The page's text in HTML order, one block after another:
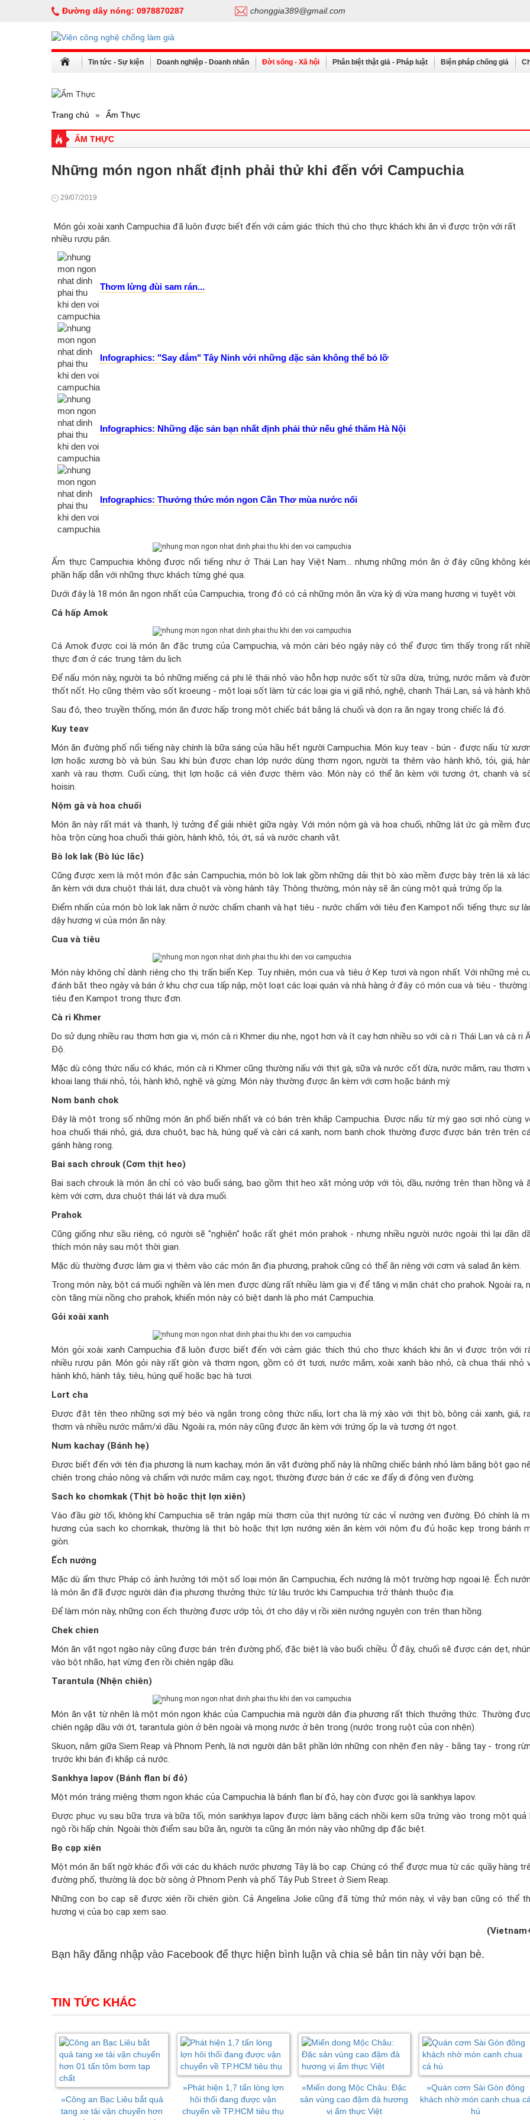
Đường dây nóng: 0978870287 chonggia389@gmail.com
Tin tức - Sự kiện Doanh nghiệp - Doanh nhân Đời sống - Xã hội Phân biệt thật giả - Pháp luật Biện pháp chống giả
Trang chủ » Ẩm Thực
ẨM THỰC
Những món ngon nhất định phải thử khi đến với Campuchia
29/07/2019
Món gỏi xoài xanh Campuchia đã luôn được biết đến với cảm giác thích thú cho thực khách khi ăn vì được trộn với rất
nhiều rượu pân.
Thơm lừng đùi sam rán...
Infographics: "Say đắm" Tây Ninh với những đặc sản không thể bỏ lỡ
Infographics: Những đặc sản bạn nhất định phải thử nếu ghé thăm Hà Nội
Infographics: Thưởng thức món ngon Cần Thơ mùa nước nổi
Ẩm thực Campuchia không được nổi tiếng như ở Thái Lan hay Việt Nam... nhưng những món ăn ở đây cũng không
phần hấp dẫn với những thực khách từng ghé qua.
Dưới đây là 18 món ăn ngon nhất của Campuchia, trong đó có cả những món ăn vừa kỳ dị vừa mang hương vị tuyệt vời.
Cá hấp Amok
Cá Amok được coi là món ăn đặc trưng của Campuchia, và món càri béo ngậy này có thể được tìm thấy trong rất
thực đơn ở các trung tâm du lịch.
Để nấu món này, người ta bỏ những miếng cá phi lê thái nhỏ vào hỗn hợp nước sốt từ sữa dừa, trứng, nước mắm và
thốt nốt. Họ cũng thêm vào sốt kroeung - một loại sốt làm từ các loại gia vị giã nhỏ, nghệ, chanh Thái Lan, sả và hành
Sau đó, theo truyền thống, món ăn được hấp trong một chiếc bát bằng lá chuối và dọn ra ăn ngay trong chiếc lá đó.
Kuy teav
Món ăn đường phố nổi tiếng này chính là bữa sáng của hầu hết người Campuchia. Món kuy teav - bún - được nấu từ
lợn hoặc xương bò và bún. Sau khi bún được chan lớp nước dùng thơm ngon, người ta thêm vào hành khô, tỏi, giá,
xanh và rau thơm. Cuối cùng, thịt lợn hoặc cá viên được thêm vào. Món này có thể ăn kèm với tương ớt, chanh và
hoisin.
Nộm gà và hoa chuối
Món ăn này rất mát và thanh, lý tưởng để giải nhiệt giữa ngày. Với món nộm gà và hoa chuối, những lát ức gà mềm
hòa trộn cùng hoa chuối thái giòn, hành khô, tỏi, ớt, sả và nước chanh vắt.
Bò lok lak (Bò lúc lắc)
Cũng được xem là một món đặc sản Campuchia, món bò lok lak gồm những dải thịt bò xào mềm được bày trên lá xà
ăn kèm với dưa chuột thái lát, dưa chuột và vòng hành tây. Thông thường, món này sẽ ăn cùng một quả trứng ốp la.
Điểm nhấn của món bò lok lak nằm ở nước chấm chanh và hạt tiêu - nước chấm với tiêu đen Kampot nổi tiếng thực sự
dậy hương vị của món ăn này.
Cua và tiêu
Món này không chỉ dành riêng cho thị trấn biển Kep. Tuy nhiên, món cua và tiêu ở Kep tươi và ngon nhất. Với những mẻ
đánh bắt theo ngày và bán ở khu chợ cua tấp nập, một loạt các loại quán và nhà hàng ở đây có món cua và tiêu - thường
tiêu đen Kampot trong thực đơn.
Cà ri Khmer
Do sử dụng nhiều rau thơm hơn gia vị, món cà ri Khmer dịu nhẹ, ngọt hơn và ít cay hơn nhiều so với cà ri Thái Lan và cà ri
Độ.
Mặc dù công thức nấu có khác, món cà ri Khmer cũng thường nấu với thịt gà, sữa và nước cốt dừa, nước mắm, rau thơm
khoai lang thái nhỏ, tỏi, hành khô, nghệ và gừng. Món này thường được ăn kèm với cơm hoặc bánh mỳ.
Nom banh chok
Đây là một trong số những món ăn phổ biến nhất và có bán trên khắp Campuchia. Được nấu từ mỳ gạo sợi nhỏ cùng
hoa chuối thái nhỏ, giá, dưa chuột, bạc hà, húng quế và càri cá xanh, nom banh chok thường được được bán trên trên
gánh hàng rong.
Bai sach chrouk (Cơm thịt heo)
Bai sach chrouk là món ăn chỉ có vào buổi sáng, bao gồm thịt heo xắt mỏng ướp với tỏi, dầu, nướng trên than hồng và
kèm với cơm, dưa chuột thái lát và dưa muối.
Prahok
Cũng giống như sầu riêng, có người sẽ "nghiện" hoặc rất ghét món prahok - nhưng nhiều người nước ngoài thì lại dần
thích món này sau một thời gian.
Mặc dù thường được làm gia vị thêm vào các món ăn địa phương, prahok cũng có thể ăn riêng với cơm và salad ăn kèm.
Trong món này, bột cá muối nghiền và lên men được dùng rất nhiều làm gia vị để tăng vị mặn chát cho prahok. Ngoài ra,
còn tăng mùi nồng cho prahok, khiến món này có biệt danh là pho mát Campuchia.
Gỏi xoài xanh
Món gỏi xoài xanh Campuchia đã luôn được biết đến với cảm giác thích thú cho thực khách khi ăn vì được trộn với
nhiều rượu pân. Món gỏi này rất giòn và thơm ngon, gồm có ớt tươi, nước mắm, xoài xanh bào nhỏ, cà chua thái nhỏ
hành khô, hành tây, tiêu, húng quế hoặc bạc hà tươi.
Lort cha
Được đặt tên theo những sợi mỳ béo và ngắn trong công thức nấu, lort cha là mỳ xào với thịt bò, bông cải xanh, giá,
thơm và nhiều nước mắm/xì dầu. Ngoài ra, món này cũng được ăn kèm với trứng ốp la và tương ớt ngọt.
Num kachay (Bánh hẹ)
Được biết đến với tên địa phương là num kachay, món ăn vặt đường phố này là những chiếc bánh nhỏ làm bằng bột gạo
chiên trong chảo nông và chấm với nước mắm cay, ngọt; thường được bán ở các xe đẩy di động ven đường.
Sach ko chomkak (Thịt bò hoặc thịt lợn xiên)
Vào đầu giờ tối, không khí Campuchia sẽ tràn ngập mùi thơm của thịt nướng từ các vỉ nướng ven đường. Đó chính là
hương của sach ko chomkak, thường là thịt bò hoặc thịt lợn nướng xiên ăn kèm với nộm đu đủ hoặc kẹp trong bánh
giòn.
Ếch nướng
Mặc dù ẩm thực Pháp có ảnh hưởng tới một số loại món ăn Campuchia, ếch nướng là một trường hợp ngoại lệ. Ếch
là món ăn đã được người dân địa phương thưởng thức từ lâu trước khi Campuchia trở thành thuộc địa.
Để làm món này, những con ếch thường được ướp tỏi, ớt cho dậy vị rồi xiên nướng nguyên con trên than hồng.
Chek chien
Món ăn vặt ngọt ngào này cũng được bán trên đường phố, đặc biệt là vào buổi chiều. Ở đây, chuối sẽ được cán dẹt,
vào bột nhão, hạt vừng đen rồi chiên ngập dầu.
Tarantula (Nhện chiên)
Món ăn vặt từ nhện là một món ngon khác của Campuchia mà người dân địa phương rất thích thưởng thức. Thường
chiên ngập dầu với ớt, tarantula giòn ở bên ngoài và mọng nước ở bên trong (nước trong ruột của con nhện).
Skuon, nằm giữa Siem Reap và Phnom Penh, là nơi người dân bắt phần lớn những con nhện đen này - bằng tay - trong
trước khi bán đi khắp cả nước.
Sankhya lapov (Bánh flan bí đỏ)
Một món tráng miệng thơm ngon khác của Campuchia là bánh flan bí đỏ, hay còn được gọi là sankhya lapov.
Được phục vụ sau bữa trưa và bữa tối, món sankhya lapov được làm bằng cách nhồi kem sữa trứng vào trong một quả
ngô rồi hấp chín. Ngoài thời điểm sau bữa ăn, người ta cũng ăn món này vào những dịp đặc biệt.
Bọ cạp xiên
Một món ăn bất ngờ khác đối với các du khách nước phương Tây là bọ cạp. Chúng có thể được mua từ các quầy hàng
đường phố, thường là dọc bờ sông ở Phnom Penh và phố Tây Pub Street ở Siem Reap.
Những con bọ cạp sẽ được xiên rồi chiên giòn. Cả Angelina Jolie cũng đã từng thử món này, vì vậy bạn cũng có thể
hương vị của bọ cạp xem sao.
Bạn hãy đăng nhập vào Facebook để thực hiện bình luận và chia sẻ bản tin này với bạn bè.
TIN TỨC KHÁC
»Công an Bạc Liêu bắt quả
tang xe tải vận chuyển hơn
»Phát hiện 1,7 tấn lòng lợn
hôi thối đang được vận
chuyển về TP.HCM tiêu thụ
»Miến dong Mộc Châu: Đặc
sản vùng cao đậm đà hương
vị ẩm thực Việt
»Quán cơm Sài Gòn đông
khách nhờ món canh chua
hú